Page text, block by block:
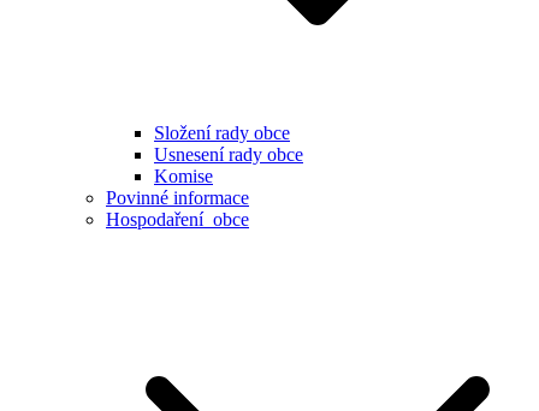
Složení rady obce
Usnesení rady obce
Komise
Povinné informace
Hospodaření obce